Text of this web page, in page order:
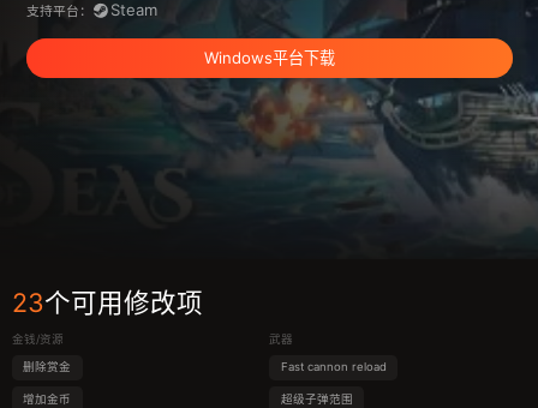
支持平台： Steam
Windows平台下载
23个可用修改项
金钱/资源
删除赏金
增加金币
武器
Fast cannon reload
超级子弹范围